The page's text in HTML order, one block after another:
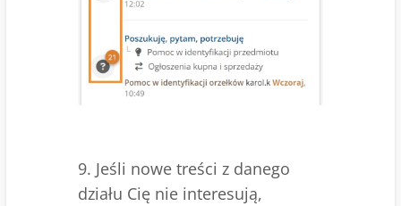
9. Jeśli nowe treści z danego
działu Cię nie interesują,